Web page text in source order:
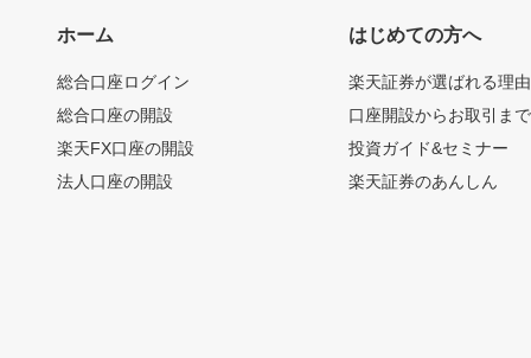
ホーム
総合口座ログイン
総合口座の開設
楽天FX口座の開設
法人口座の開設
はじめての方へ
楽天証券が選ばれる理由
口座開設からお取引ま
投資ガイド&セミナー
楽天証券のあんしん